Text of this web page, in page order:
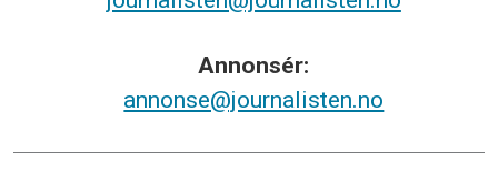
Annonsér:
annonse@journalisten.no